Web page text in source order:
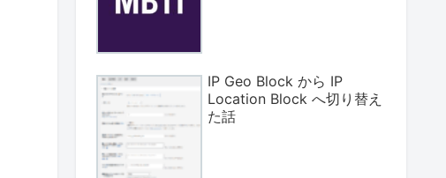
IP Geo Block から IP
Location Block へ切り替え
た話